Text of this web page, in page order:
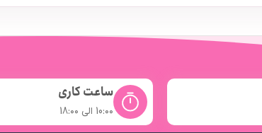
ساعت کاری
10:۰۰ الی 18:۰۰